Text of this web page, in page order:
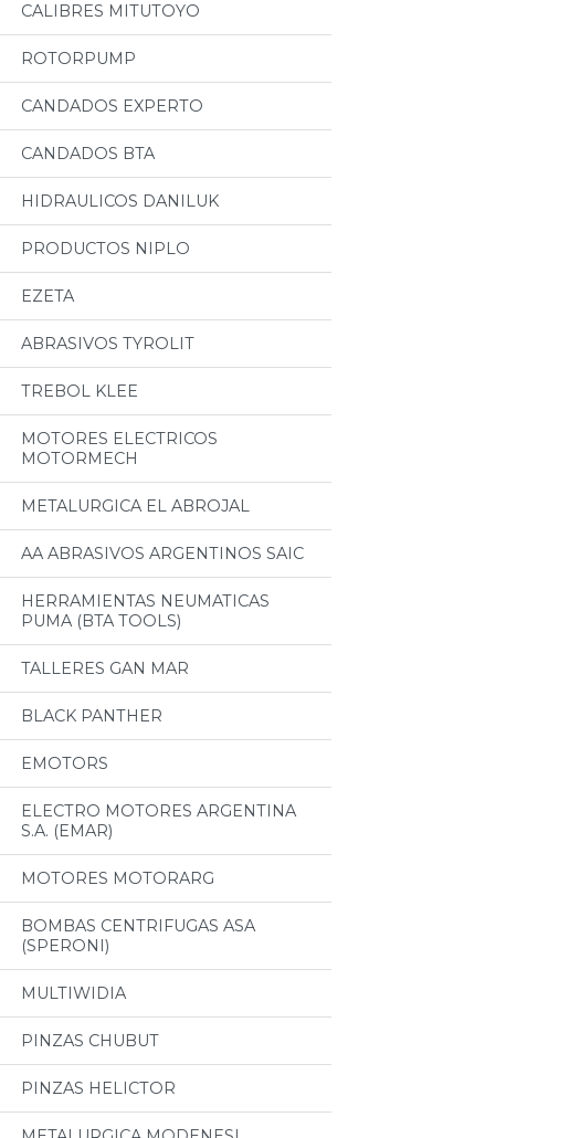
CALIBRES MITUTOYO
ROTORPUMP
CANDADOS EXPERTO
CANDADOS BTA
HIDRAULICOS DANILUK
PRODUCTOS NIPLO
EZETA
ABRASIVOS TYROLIT
TREBOL KLEE
MOTORES ELECTRICOS
MOTORMECH
METALURGICA EL ABROJAL
AA ABRASIVOS ARGENTINOS SAIC
HERRAMIENTAS NEUMATICAS
PUMA (BTA TOOLS)
TALLERES GAN MAR
BLACK PANTHER
EMOTORS
ELECTRO MOTORES ARGENTINA
S.A. (EMAR)
MOTORES MOTORARG
BOMBAS CENTRIFUGAS ASA
(SPERONI)
MULTIWIDIA
PINZAS CHUBUT
PINZAS HELICTOR